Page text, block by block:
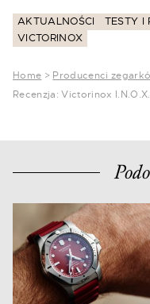
AKTUALNOŚCI TESTY I
VICTORINOX
Home > Producenci
Recenzja: Victorinox